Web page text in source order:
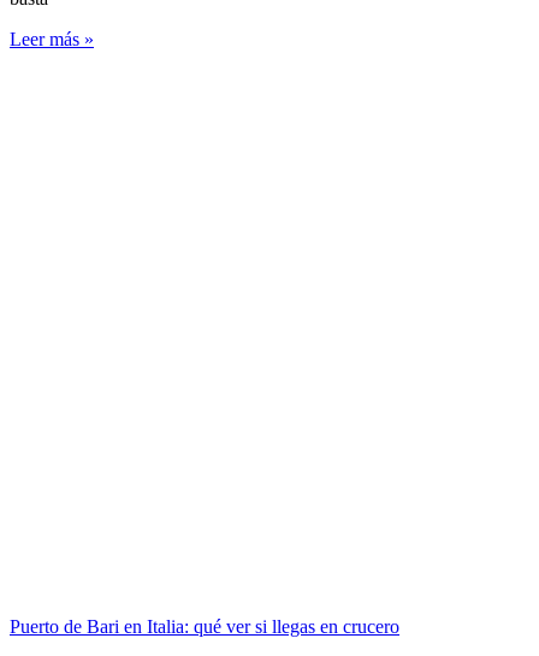
Leer más »
Puerto de Bari en Italia: qué ver si llegas en crucero